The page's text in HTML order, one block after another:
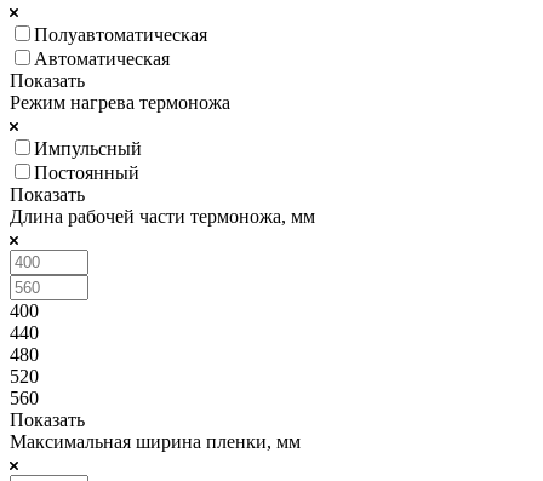
Полуавтоматическая
Автоматическая
Показать
Режим нагрева термоножа
Импульсный
Постоянный
Показать
Длина рабочей части термоножа, мм
400
440
480
520
560
Показать
Максимальная ширина пленки, мм